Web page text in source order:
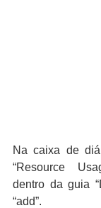
Na caixa de
“Resource
dentro da guia
“add”.